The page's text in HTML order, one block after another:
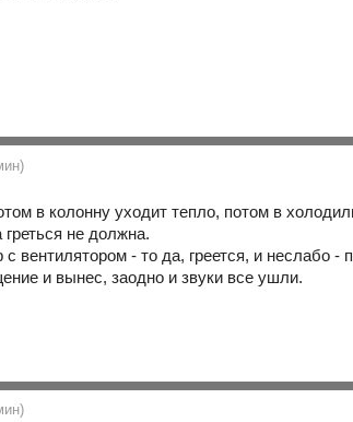
в колонну уходит тепло, потом в
не должна.
вентилятором - то да, греется, и неслабо
и вынес, заодно и звуки все ушли.